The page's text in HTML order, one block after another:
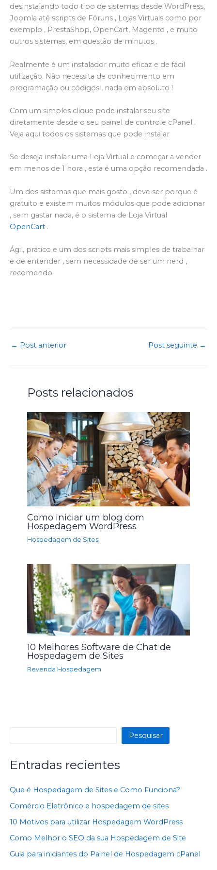
desinstalando todo tipo de sistemas desde WordPress,
Joomla até scripts de Fóruns , Lojas Virtuais como por
exemplo , PrestaShop, OpenCart, Magento , e muito
outros sistemas, em questão de minutos .
Realmente é um instalador muito eficaz e de fácil
utilização. Não necessita de conhecimento em
programação ou códigos , nada em absoluto !
Com um simples clique pode instalar seu site
diretamente desde o seu painel de controle cPanel .
Veja aqui todos os sistemas que pode instalar
Se deseja instalar uma Loja Virtual e começar a vender
em menos de 1 hora , esta é uma opção recomendada .
Um dos sistemas que mais gosto , deve ser porque é
gratuito e existem muitos módulos que pode adicionar
, sem gastar nada, é o sistema de Loja Virtual
OpenCart .
Ágil, prático e um dos scripts mais simples de trabalhar
e de entender , sem necessidade de ser um nerd ,
recomendo.
← Post anterior Post seguinte →
Posts relacionados
Como iniciar um blog com
Hospedagem WordPress
Hospedagem de Sites
10 Melhores Software de Chat de
Hospedagem de Sites
Revenda Hospedagem
Pesquisar
Entradas recientes
Que é Hospedagem de Sites e Como Funciona?
Comércio Eletrônico e hospedagem de sites
10 Motivos para utilizar Hospedagem WordPress
Como Melhor o SEO da sua Hospedagem de Site
Guia para iniciantes do Painel de Hospedagem cPanel